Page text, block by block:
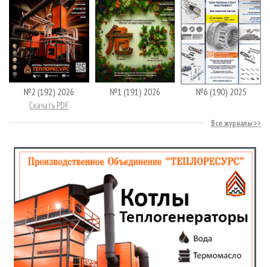
№2 (192) 2026
Скачать PDF
№1 (191) 2026 №6 (190) 2025
Все журналы